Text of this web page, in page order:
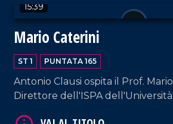
15:39
Mario Caterini
ST 1 PUNTATA 165
Antonio Clausi ospita il Prof.
Direttore dell'ISPA dell'Università
VAI AL TITOLO